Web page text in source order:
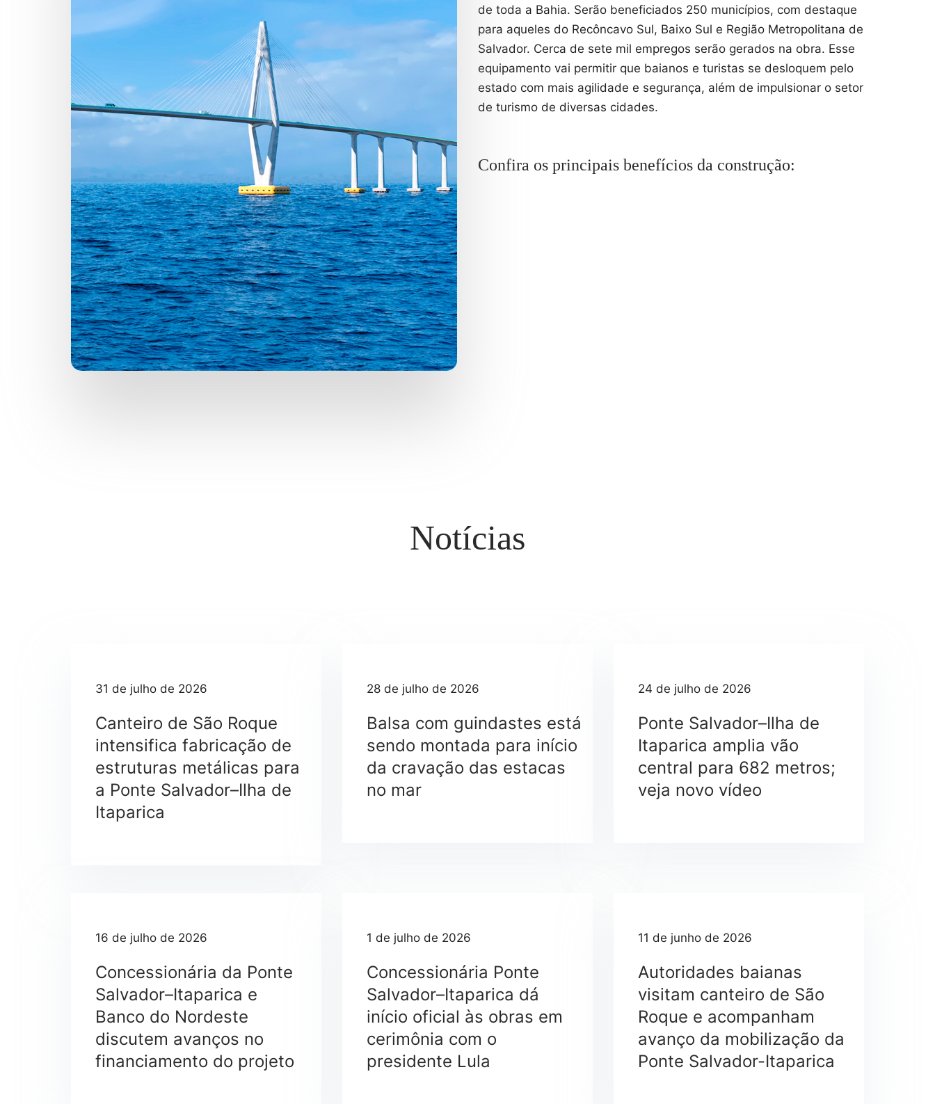
de toda a Bahia. Serão beneficiados 250 municípios, com destaque
para aqueles do Recôncavo Sul, Baixo Sul e Região Metropolitana de
Salvador. Cerca de sete mil empregos serão gerados na obra. Esse
equipamento vai permitir que baianos e turistas se desloquem pelo
estado com mais agilidade e segurança, além de impulsionar o setor
de turismo de diversas cidades.
Confira os principais benefícios da construção:
Notícias
31 de julho de 2026
Canteiro de São Roque
intensifica fabricação de
estruturas metálicas para
a Ponte Salvador–Ilha de
Itaparica
28 de julho de 2026
Balsa com guindastes está
sendo montada para início
da cravação das estacas
no mar
24 de julho de 2026
Ponte Salvador–Ilha de
Itaparica amplia vão
central para 682 metros;
veja novo vídeo
16 de julho de 2026
Concessionária da Ponte
Salvador–Itaparica e
Banco do Nordeste
discutem avanços no
financiamento do projeto
1 de julho de 2026
Concessionária Ponte
Salvador–Itaparica dá
início oficial às obras em
cerimônia com o
presidente Lula
11 de junho de 2026
Autoridades baianas
visitam canteiro de São
Roque e acompanham
avanço da mobilização da
Ponte Salvador-Itaparica